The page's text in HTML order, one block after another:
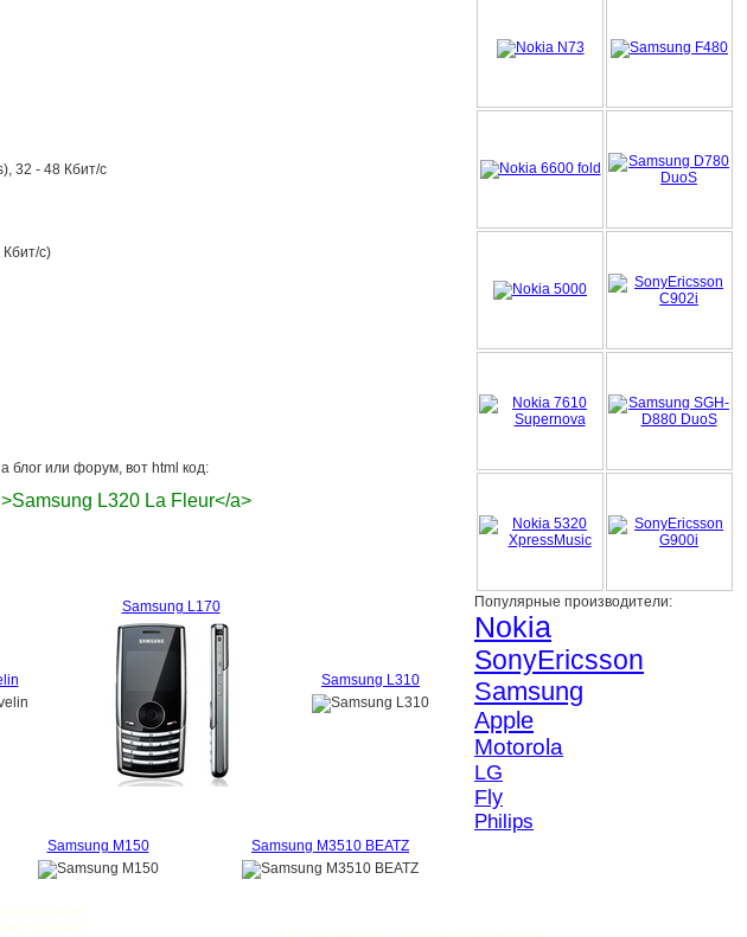
32 - 48 Кбит/с
Кбит/с)
блог или форум, вот html код:
L320 La Fleur</a>
Samsung L170
Samsung L310
Samsung M150 Samsung M3510 BEATZ
Популярные производители:
Nokia
SonyEricsson
Samsung
Apple
Motorola
LG
Fly
Philips